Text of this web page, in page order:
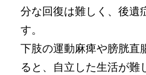
分な回復は難しく、後遺
す。
下肢の運動麻痺や膀胱直
ると、自立した生活が難